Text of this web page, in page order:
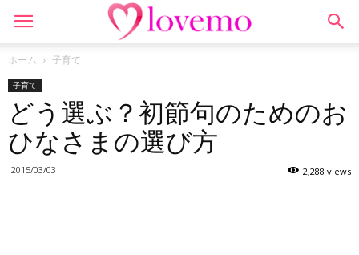
ホーム 子育て
子育て
どう選ぶ？初節句のためのお
ひなさまの選び方
2015/03/03 2,288 views